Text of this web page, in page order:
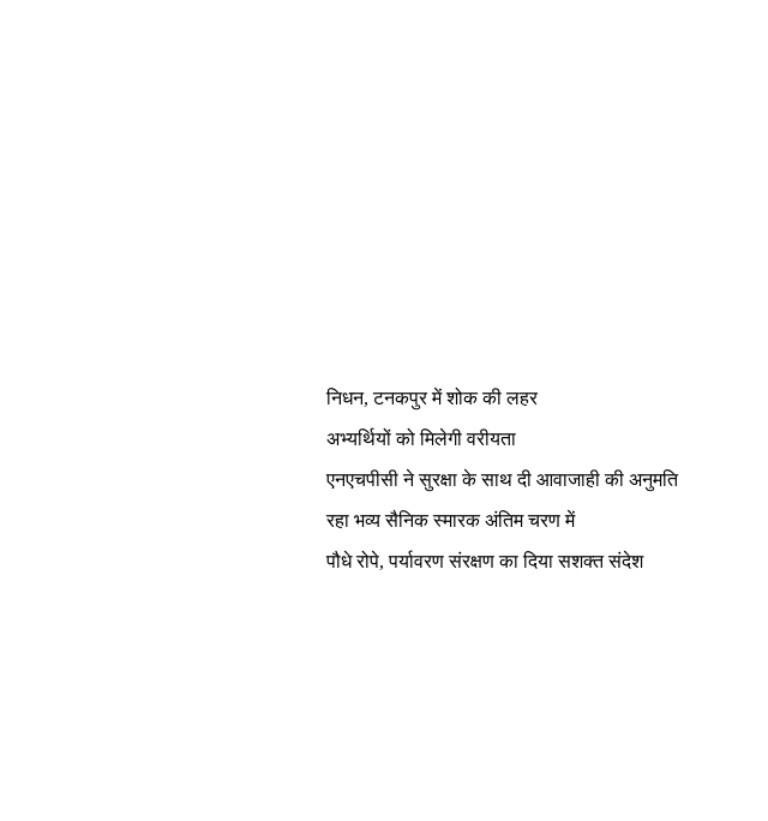
निधन, टनकपुर में शोक की लहर
अभ्यर्थियों को मिलेगी वरीयता
एनएचपीसी ने सुरक्षा के साथ दी आवाजाही की अनुमति
रहा भव्य सैनिक स्मारक अंतिम चरण में
पौधे रोपे, पर्यावरण संरक्षण का दिया सशक्त संदेश